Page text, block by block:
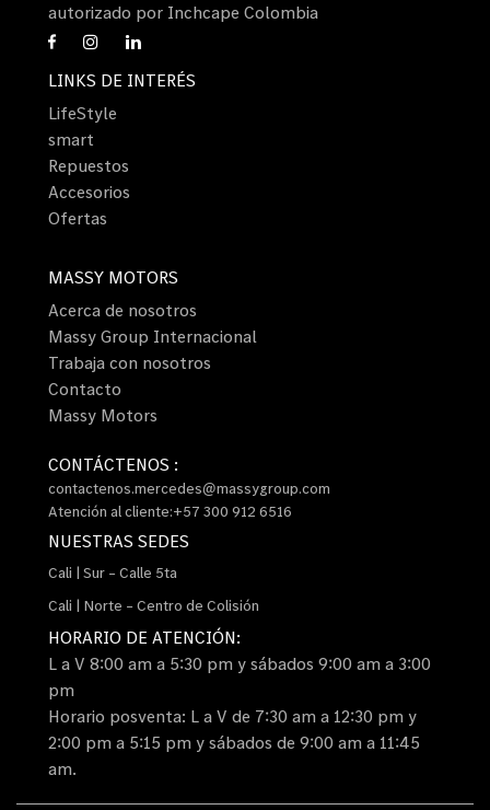
autorizado por Inchcape Colombia
LINKS DE INTERÉS
LifeStyle
smart
Repuestos
Accesorios
Ofertas
MASSY MOTORS
Acerca de nosotros
Massy Group Internacional
Trabaja con nosotros
Contacto
Massy Motors
CONTÁCTENOS :
contactenos.mercedes@massygroup.com
Atención al cliente:+57 300 912 6516
NUESTRAS SEDES
Cali | Sur – Calle 5ta
Cali | Norte – Centro de Colisión
HORARIO DE ATENCIÓN:
L a V 8:00 am a 5:30 pm y sábados 9:00 am a 3:00
pm
Horario posventa: L a V de 7:30 am a 12:30 pm y
2:00 pm a 5:15 pm y sábados de 9:00 am a 11:45
am.